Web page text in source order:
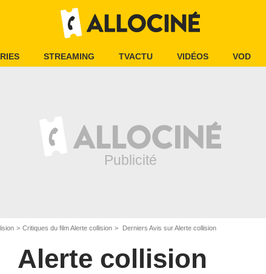
STREAMING TVACTU VIDÉOS VOD
Critiques du film Alerte collision Derniers Avis sur Alerte collision
Alerte collision